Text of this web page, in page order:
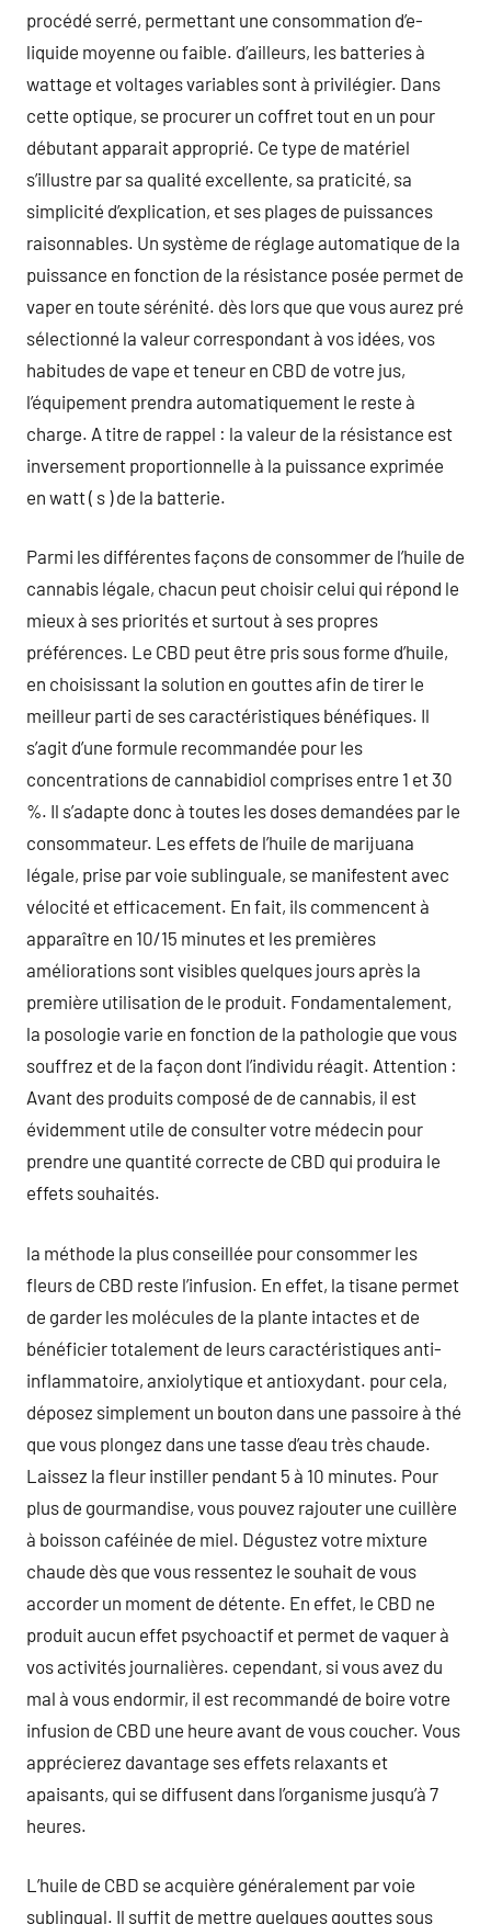
procédé serré, permettant une consommation d’e-
liquide moyenne ou faible. d’ailleurs, les batteries à
wattage et voltages variables sont à privilégier. Dans
cette optique, se procurer un coffret tout en un pour
débutant apparait approprié. Ce type de matériel
s’illustre par sa qualité excellente, sa praticité, sa
simplicité d’explication, et ses plages de puissances
raisonnables. Un système de réglage automatique de la
puissance en fonction de la résistance posée permet de
vaper en toute sérénité. dès lors que que vous aurez pré
sélectionné la valeur correspondant à vos idées, vos
habitudes de vape et teneur en CBD de votre jus,
l’équipement prendra automatiquement le reste à
charge. A titre de rappel : la valeur de la résistance est
inversement proportionnelle à la puissance exprimée
en watt ( s ) de la batterie.
Parmi les différentes façons de consommer de l’huile de
cannabis légale, chacun peut choisir celui qui répond le
mieux à ses priorités et surtout à ses propres
préférences. Le CBD peut être pris sous forme d’huile,
en choisissant la solution en gouttes afin de tirer le
meilleur parti de ses caractéristiques bénéfiques. Il
s’agit d’une formule recommandée pour les
concentrations de cannabidiol comprises entre 1 et 30
%. Il s’adapte donc à toutes les doses demandées par le
consommateur. Les effets de l’huile de marijuana
légale, prise par voie sublinguale, se manifestent avec
vélocité et efficacement. En fait, ils commencent à
apparaître en 10/15 minutes et les premières
améliorations sont visibles quelques jours après la
première utilisation de le produit. Fondamentalement,
la posologie varie en fonction de la pathologie que vous
souffrez et de la façon dont l’individu réagit. Attention :
Avant des produits composé de de cannabis, il est
évidemment utile de consulter votre médecin pour
prendre une quantité correcte de CBD qui produira le
effets souhaités.
la méthode la plus conseillée pour consommer les
fleurs de CBD reste l’infusion. En effet, la tisane permet
de garder les molécules de la plante intactes et de
bénéficier totalement de leurs caractéristiques anti-
inflammatoire, anxiolytique et antioxydant. pour cela,
déposez simplement un bouton dans une passoire à thé
que vous plongez dans une tasse d’eau très chaude.
Laissez la fleur instiller pendant 5 à 10 minutes. Pour
plus de gourmandise, vous pouvez rajouter une cuillère
à boisson caféinée de miel. Dégustez votre mixture
chaude dès que vous ressentez le souhait de vous
accorder un moment de détente. En effet, le CBD ne
produit aucun effet psychoactif et permet de vaquer à
vos activités journalières. cependant, si vous avez du
mal à vous endormir, il est recommandé de boire votre
infusion de CBD une heure avant de vous coucher. Vous
apprécierez davantage ses effets relaxants et
apaisants, qui se diffusent dans l’organisme jusqu’à 7
heures.
L’huile de CBD se acquière généralement par voie
sublingual. Il suffit de mettre quelques gouttes sous